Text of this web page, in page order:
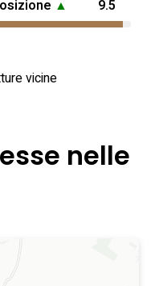
▲ 9.5
vicine
nelle